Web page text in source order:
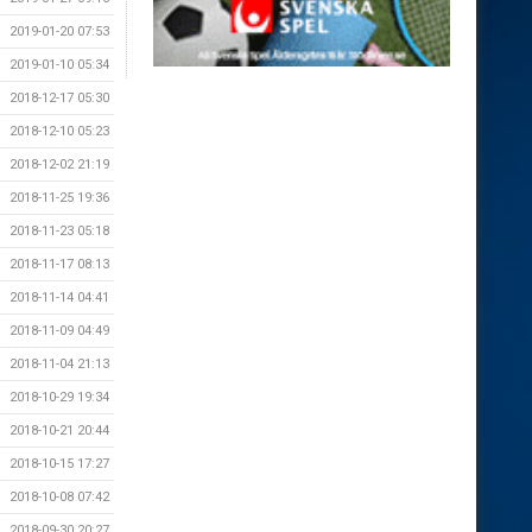
2019-01-20 07:53
2019-01-10 05:34
2018-12-17 05:30
2018-12-10 05:23
2018-12-02 21:19
2018-11-25 19:36
2018-11-23 05:18
2018-11-17 08:13
2018-11-14 04:41
2018-11-09 04:49
2018-11-04 21:13
2018-10-29 19:34
2018-10-21 20:44
2018-10-15 17:27
2018-10-08 07:42